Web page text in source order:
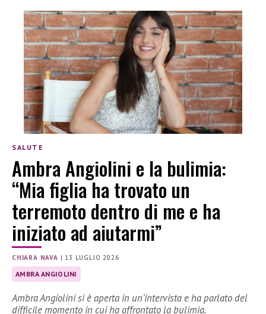
SALUTE
Ambra Angiolini e la bulimia:
“Mia figlia ha trovato un
terremoto dentro di me e ha
iniziato ad aiutarmi”
CHIARA NAVA | 13 LUGLIO 2026
AMBRA ANGIOLINI
Ambra Angiolini si è aperta in un’intervista e ha parlato del
difficile momento in cui ha affrontato la bulimia.